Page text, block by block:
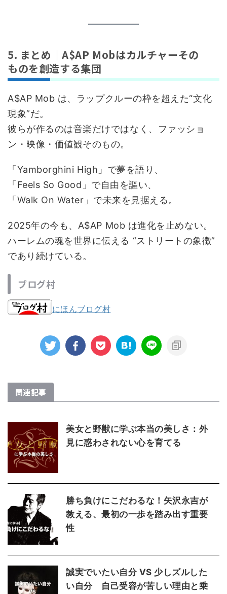
5. まとめ｜A$AP Mobはカルチャーその
ものを創造する集団
A$AP Mob は、ラップクルーの枠を超えた“文化
現象”だ。
彼らが作るのは音楽だけではなく、ファッショ
ン・映像・価値観そのもの。
「Yamborghini High」で夢を語り、
「Feels So Good」で自由を謳い、
「Walk On Water」で未来を見据える。
2025年の今も、A$AP Mob は進化を止めない。
ハーレムの魂を世界に伝える “ストリートの象徴”
であり続けている。
ブログ村
にほんブログ村
関連記事
美女と野獣に学ぶ本当の美しさ：外
見に惑わされない心を育てる
勝ち負けにこだわるな！矢沢永吉が
教える、最初の一歩を踏み出す重要
性
誠実でいたい自分 VS 少しズルした
い自分 自己受容が苦しい理由と乗